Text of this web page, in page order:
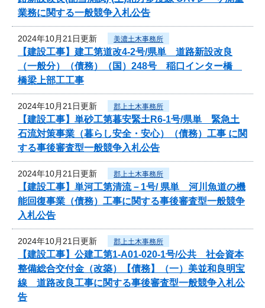
業務に関する一般競争入札公告
2024年10月21日更新 美濃土木事務所
【建設工事】建工第道改4-2号/県単 道路新設改良
（一般分）（債務）（国）248号 稲口インター橋
橋梁上部工工事
2024年10月21日更新 郡上土木事務所
【建設工事】単砂工第暮安緊土R6-1号/県単 緊急土
石流対策事業（暮らし安全・安心）（債務）工事 に関
する事後審査型一般競争入札公告
2024年10月21日更新 郡上土木事務所
【建設工事】単河工第清流－1号/ 県単 河川魚道の機
能回復事業（債務）工事に関する事後審査型一般競争
入札公告
2024年10月21日更新 郡上土木事務所
【建設工事】公建工第1-A01-020-1号/公共 社会資本
整備総合交付金（改築）【債務】（一）美並和良明宝
線 道路改良工事に関する事後審査型一般競争入札公
告